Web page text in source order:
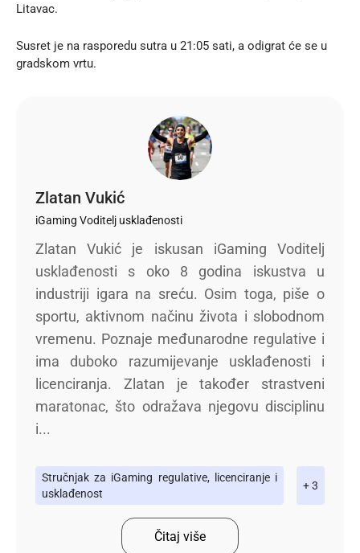
Litavac.
Susret je na rasporedu sutra u 21:05 sati, a odigrat će se u
gradskom vrtu.
Zlatan Vukić
iGaming Voditelj usklađenosti
Zlatan Vukić je iskusan iGaming Voditelj
usklađenosti s oko 8 godina iskustva u
industriji igara na sreću. Osim toga, piše o
sportu, aktivnom načinu života i slobodnom
vremenu. Poznaje međunarodne regulative i
ima duboko razumijevanje usklađenosti i
licenciranja. Zlatan je također strastveni
maratonac, što odražava njegovu disciplinu
i...
Stručnjak za iGaming regulative, licenciranje i
usklađenost
+ 3
Čitaj više